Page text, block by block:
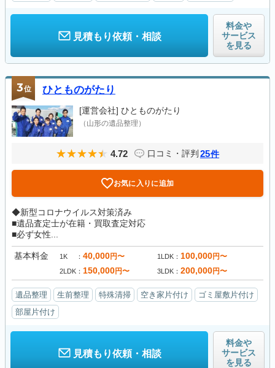
見積もり依頼・相談
料金や
サービス
を見る
3位 ひとものがたり
[運営会社] ひとものがたり
（山形の遺品整理）
4.72 口コミ・評判 25件
お気に入りに追加
◆新型コロナウイルス対策済み
■遺品査定士が在籍・買取査定対応
■必ず女性...
基本料金 1K 40,000円〜 1LDK 100,000円〜
2LDK 150,000円〜 3LDK 200,000円〜
遺品整理 生前整理 特殊清掃 空き家片付け
ゴミ屋敷片付け
部屋片付け
見積もり依頼・相談
料金や
サービス
を見る